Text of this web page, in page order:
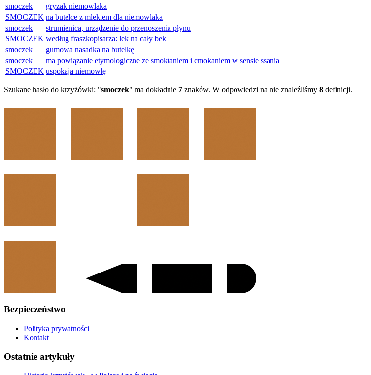
smoczek
gryzak niemowlaka
SMOCZEK na butelce z mlekiem dla niemowlaka
smoczek
strumienica, urządzenie do przenoszenia płynu
SMOCZEK według fraszkopisarza: lek na cały bek
smoczek
gumowa nasadka na butelkę
smoczek
ma powiązanie etymologiczne ze smoktaniem i cmokaniem w sensie ssania
SMOCZEK uspokaja niemowlę
Szukane hasło do krzyżówki: "smoczek" ma dokładnie 7 znaków. W odpowiedzi na nie znaleźliśmy 8 definicji.
Bezpieczeństwo
Polityka prywatności
Kontakt
Ostatnie artykuły